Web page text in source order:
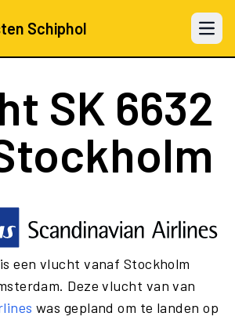
Schiphol Open
SK 6632
is een vlucht vanaf Stockholm
Deze vlucht van van
was gepland om te landen op